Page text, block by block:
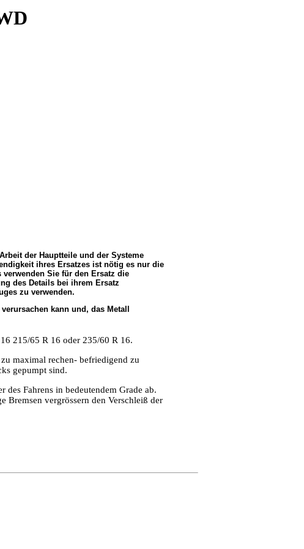
der Hauptteile und der Systeme
ihres Ersatzes ist nötig es nur die
Sie für den Ersatz die
des Details bei ihrem Ersatz
zu verwenden.
kann und, das Metall
215/65 R 16 oder 235/60 R 16.
maximal rechen- befriedigend zu
gepumpt sind.
Fahrens in bedeutendem Grade ab.
Bremsen vergrössern den Verschleiß der